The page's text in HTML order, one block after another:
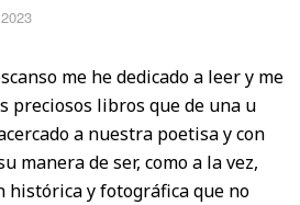
me he dedicado a leer y me
preciosos libros que de una u
a nuestra poetisa y con
manera de ser, como a la vez,
histórica y fotográfica que no